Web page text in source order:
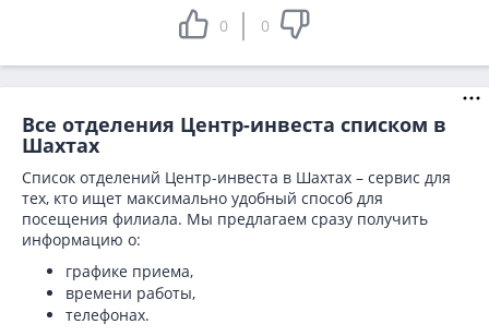
0 0
Все отделения Центр-инвеста списком в
Шахтах
Список отделений Центр-инвеста в Шахтах – сервис для
тех, кто ищет максимально удобный способ для
посещения филиала. Мы предлагаем сразу получить
информацию о:
графике приема,
времени работы,
телефонах.